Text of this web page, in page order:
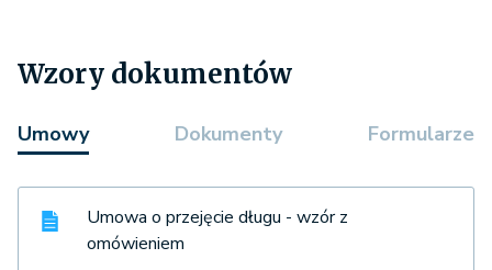
Wzory dokumentów
Umowy Dokumenty Formularze
Umowa o przejęcie długu - wzór z
omówieniem